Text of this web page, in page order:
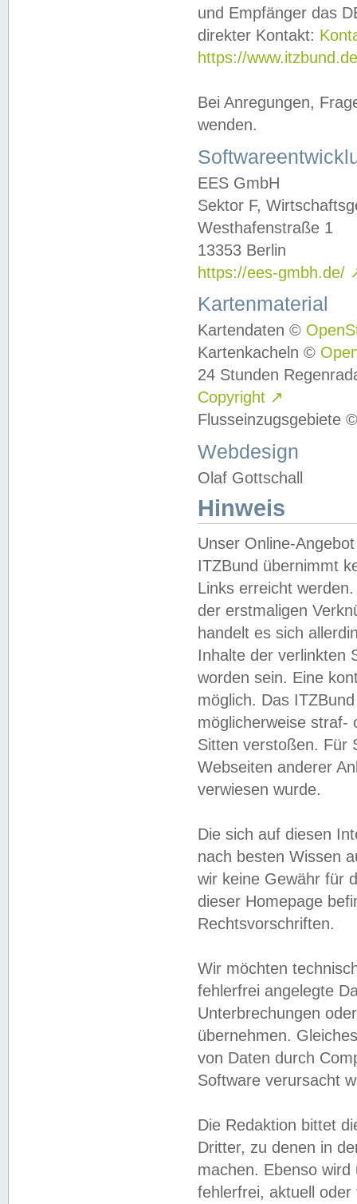
und Empfänger das
direkter Kontakt:
https://
Bei Anregungen,
wenden.
EES GmbH
Sektor F,
Westhafenstraße 1
13353 Berlin
https://ees-gmbh.de/
Kartenmaterial
Kartendaten ©
Kartenkacheln ©
24 Stunden
Copyright ↗
Flusseinzugsgebiete
Webdesign
Olaf Gottschall
Hinweis
Unser Online-
ITZBund übernimmt
Links erreicht
der erstmaligen
handelt es sich
Inhalte der verlinkten
worden sein. Eine
möglich. Das
möglicherweise straf-
Sitten verstoßen. Für
Webseiten anderer
verwiesen wurde.
Die sich auf diesen
nach besten Wissen
wir keine Gewähr für
dieser Homepage
Rechtsvorschriften.
Wir möchten
fehlerfrei angelegte
Unterbrechungen
übernehmen.
von Daten durch
Software verursacht
Die Redaktion bittet
Dritter, zu denen in
machen. Ebenso
fehlerfrei, aktuell oder